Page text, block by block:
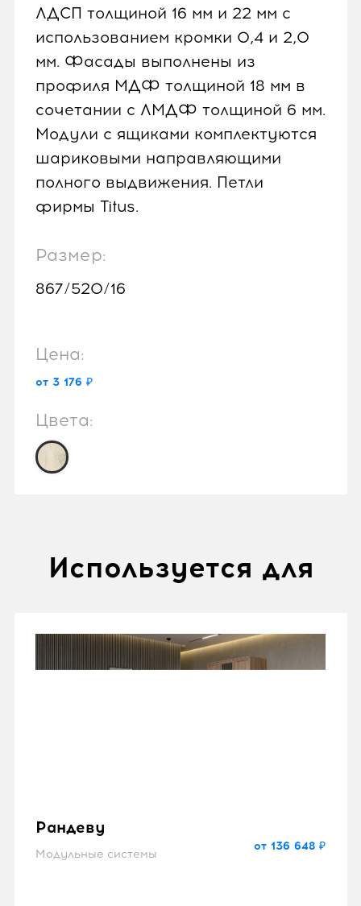
ЛДСП толщиной 16 мм и 22 мм с
использованием кромки 0,4 и 2,0
мм. Фасады выполнены из
профиля МДФ толщиной 18 мм в
сочетании с ЛМДФ толщиной 6 мм.
Модули с ящиками комплектуются
шариковыми направляющими
полного выдвижения. Петли
фирмы Titus.
Размер:
867/520/16
Цена:
от 3 176 ₽
Цвета:
Используется для
Рандеву
Модульные системы
от 136 648 ₽